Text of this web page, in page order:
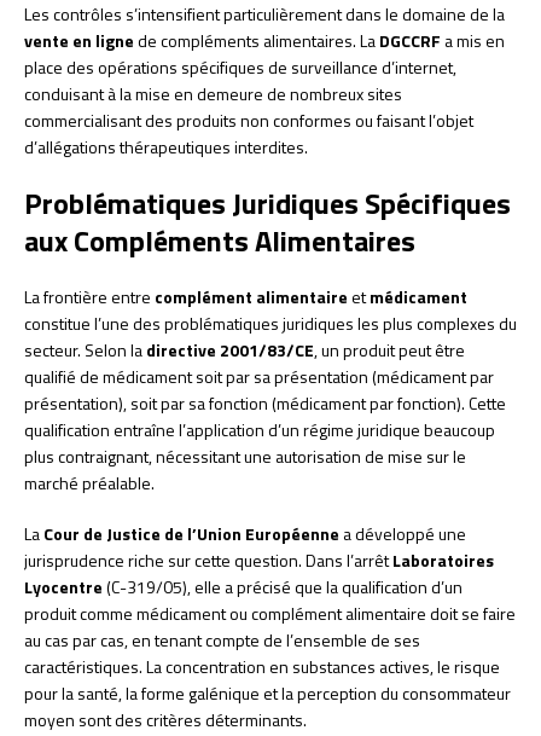
Les contrôles s’intensifient particulièrement dans le domaine de la
vente en lignede compléments alimentaires. LaDGCCRF a mis en
place des opérations spécifiques de surveillance d’internet,
conduisant à la mise en demeure de nombreux sites
commercialisant des produits non conformes ou faisant l’objet
d’allégations thérapeutiques interdites.
Problématiques Juridiques Spécifiques
aux Compléments Alimentaires
La frontière entre complément alimentaireetmédicament
constitue l’une des problématiques juridiques les plus complexes du
secteur. Selon ladirective 2001/83/CE, un produit peut être
qualifié de médicament soit par sa présentation (médicament par
présentation), soit par sa fonction (médicament par fonction). Cette
qualification entraîne l’application d’un régime juridique beaucoup
plus contraignant, nécessitant une autorisation de mise sur le
marché préalable.
LaCour de Justice de l’Union Européenne a développé une
jurisprudence riche sur cette question. Dans l’arrêtLaboratoires
Lyocentre(C-319/05), elle a précisé que la qualification d’un
produit comme médicament ou complément alimentaire doit se faire
au cas par cas, en tenant compte de l’ensemble de ses
caractéristiques. La concentration en substances actives, le risque
pour la santé, la forme galénique et la perception du consommateur
moyen sont des critères déterminants.